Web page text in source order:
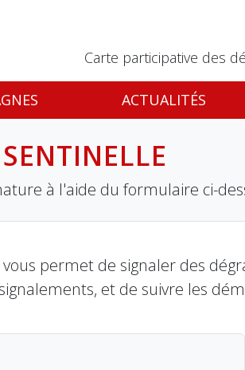
Carte participative des
ACTUALITÉS
à l'aide du formulaire ci-
permet de signaler des
et de suivre les